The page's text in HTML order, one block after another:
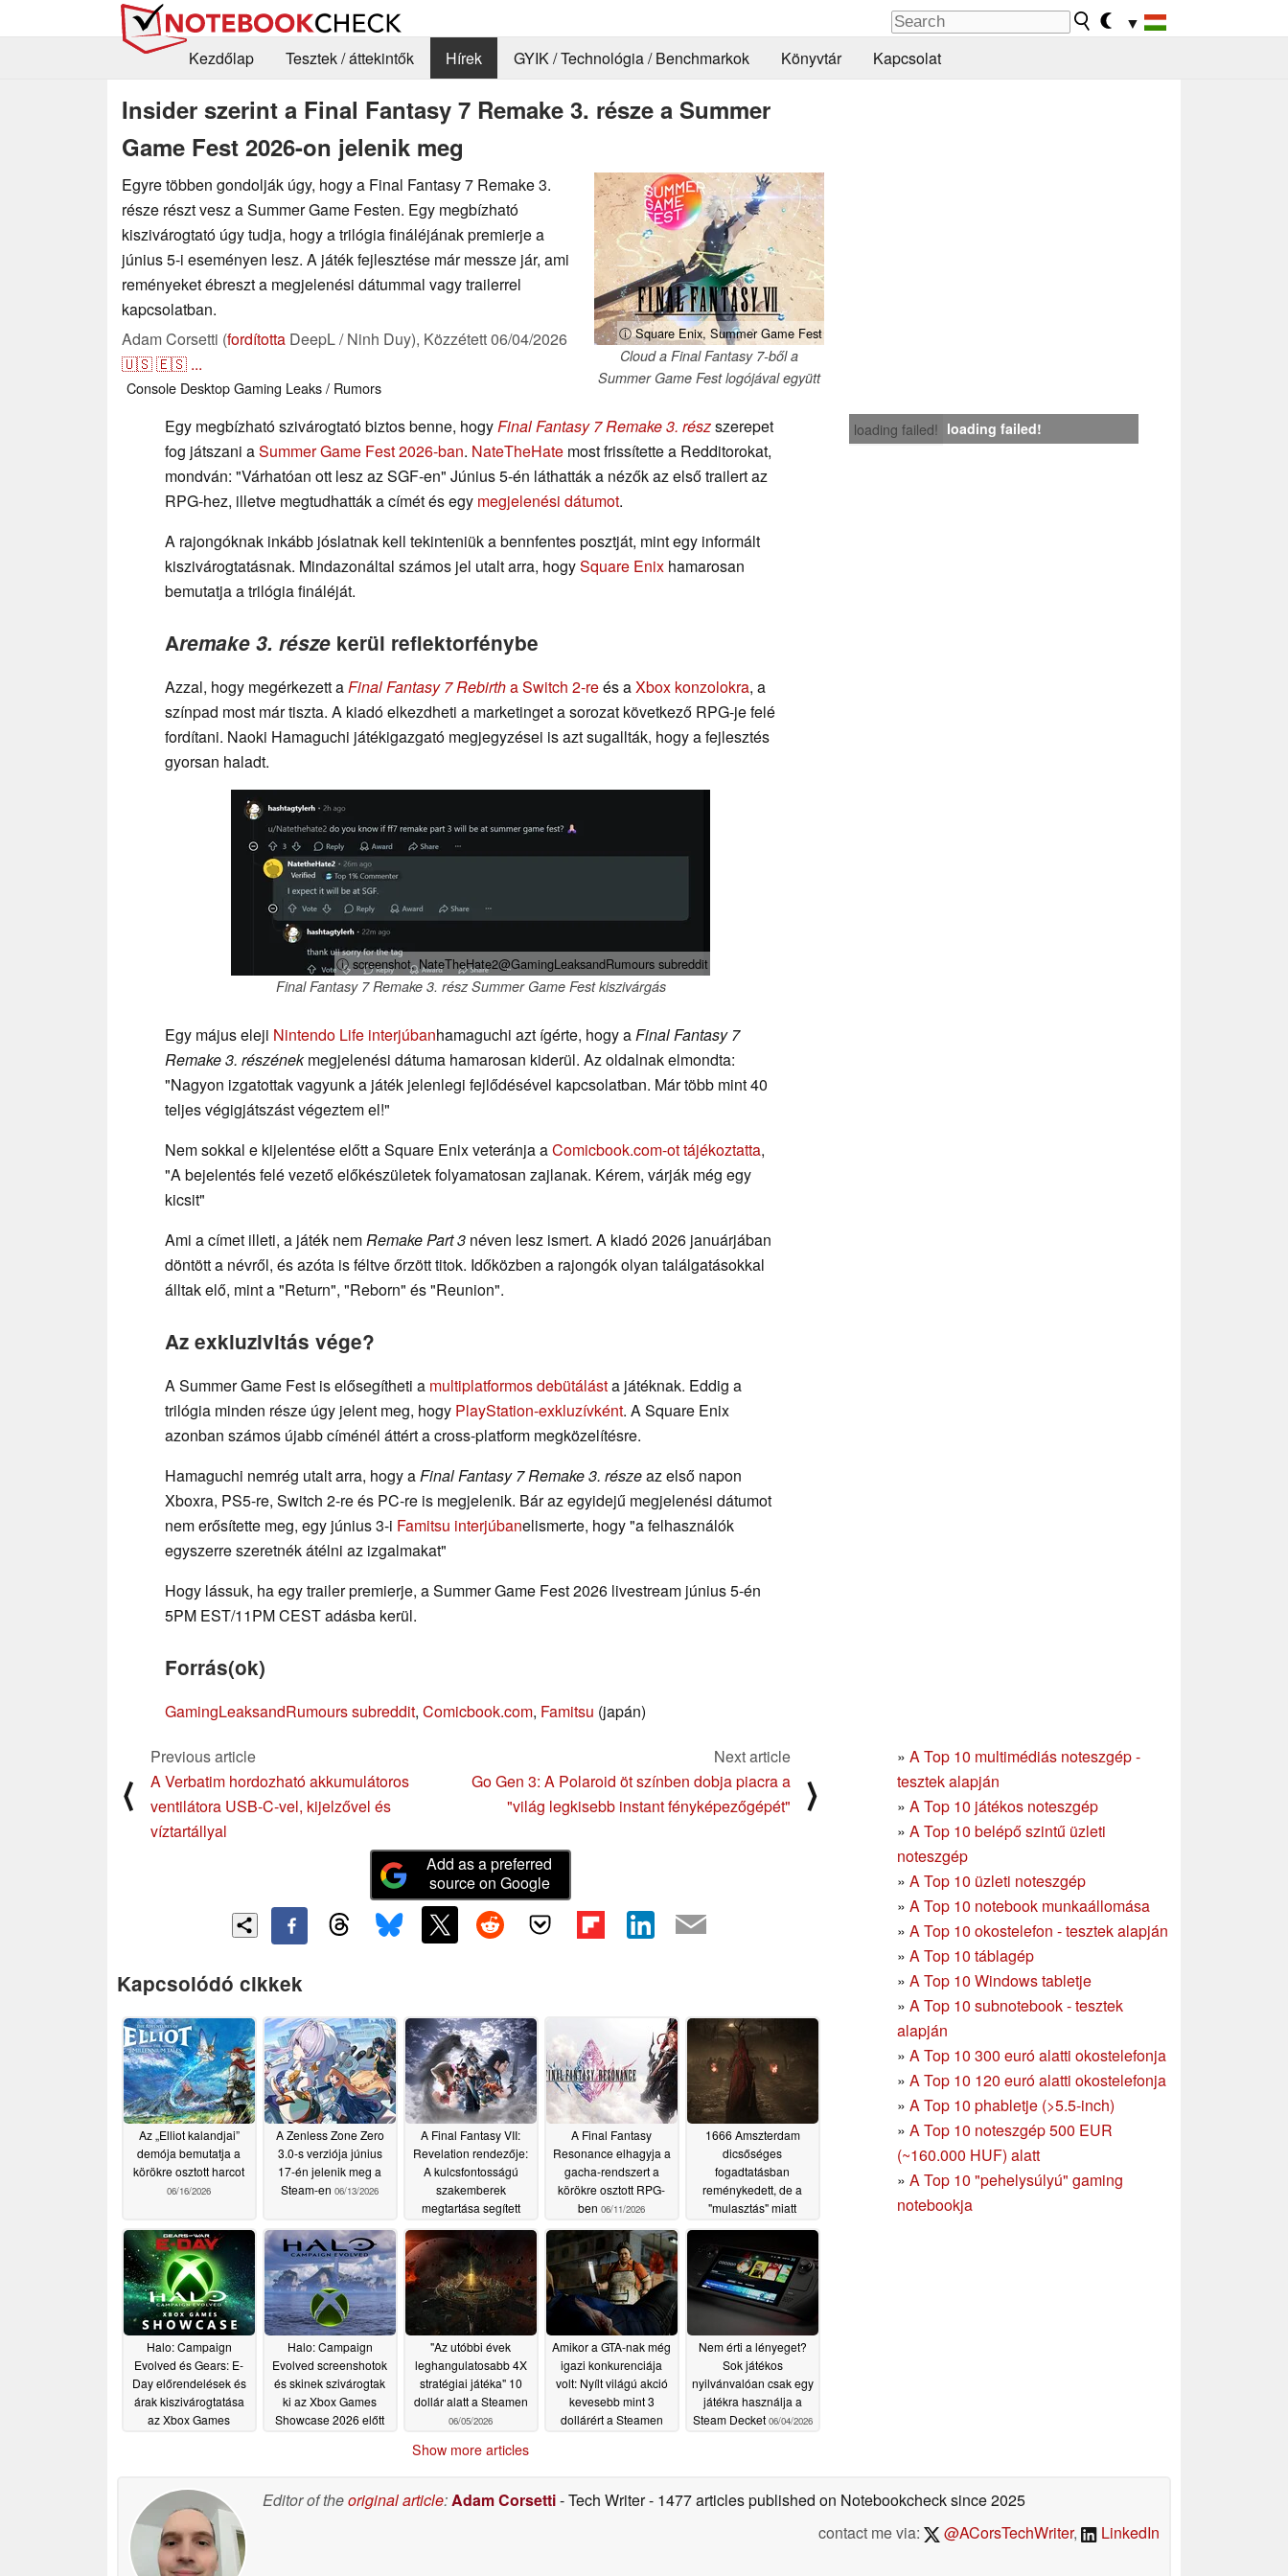
▼
Kezdőlap
Tesztek / áttekintők Hírek GYIK / Technológia / Benchmarkok Könyvtár Kapcsolat
Insider szerint a Final Fantasy 7 Remake 3. része a Summer
Game Fest 2026-on jelenik meg
ⓘ Square Enix, Summer Game Fest
Cloud a Final Fantasy 7-ből a
Summer Game Fest logójával együtt
Egyre többen gondolják úgy, hogy a Final Fantasy 7 Remake 3.
része részt vesz a Summer Game Festen. Egy megbízható
kiszivárogtató úgy tudja, hogy a trilógia fináléjának premierje a
június 5-i eseményen lesz. A játék fejlesztése már messze jár, ami
reményeket ébreszt a megjelenési dátummal vagy trailerrel
kapcsolatban.
Adam Corsetti (fordította DeepL / Ninh Duy), Közzétett06/04/2026
🇺🇸🇪🇸 ...
Console DesktopGaming Leaks / Rumors
loading failed! loading failed!
Egy megbízható szivárogtató biztos benne, hogyFinal Fantasy 7 Remake 3. részszerepet
fog játszani aSummer Game Fest 2026-ban. NateTheHate most frissítette a Redditorokat,
mondván: "Várhatóan ott lesz az SGF-en" Június 5-én láthatták a nézők az első trailert az
RPG-hez, illetve megtudhatták a címét és egy megjelenési dátumot.
A rajongóknak inkább jóslatnak kell tekinteniük a bennfentes posztját, mint egy informált
kiszivárogtatásnak. Mindazonáltal számos jel utalt arra, hogySquare Enix hamarosan
bemutatja a trilógia fináléját.
Aremake 3. része kerül reflektorfénybe
Azzal, hogy megérkezett aFinal Fantasy 7 Rebirtha Switch 2-reés aXbox konzolokra, a
színpad most már tiszta. A kiadó elkezdheti a marketinget a sorozat következő RPG-je felé
fordítani. Naoki Hamaguchi játékigazgató megjegyzései is azt sugallták, hogy a fejlesztés
gyorsan haladt.
ⓘ screenshot, NateTheHate2@GamingLeaksandRumours subreddit
Final Fantasy 7 Remake 3. rész Summer Game Fest kiszivárgás
Egy május eleji Nintendo Life interjúbanhamaguchi azt ígérte, hogy aFinal Fantasy 7
Remake 3. részénekmegjelenési dátuma hamarosan kiderül. Az oldalnak elmondta:
"Nagyon izgatottak vagyunk a játék jelenlegi fejlődésével kapcsolatban. Már több mint 40
teljes végigjátszást végeztem el!"
Nem sokkal e kijelentése előtt a Square Enix veteránja aComicbook.com-ot tájékoztatta,
"A bejelentés felé vezető előkészületek folyamatosan zajlanak. Kérem, várják még egy
kicsit"
Ami a címet illeti, a játék nemRemake Part 3 néven lesz ismert. A kiadó 2026 januárjában
döntött a névről, és azóta is féltve őrzött titok. Időközben a rajongók olyan találgatásokkal
álltak elő, mint a "Return", "Reborn" és "Reunion".
Az exkluzivitás vége?
A Summer Game Fest is elősegítheti a multiplatformos debütálásta játéknak. Eddig a
trilógia minden része úgy jelent meg, hogy PlayStation-exkluzívként. A Square Enix
azonban számos újabb címénél áttért a cross-platform megközelítésre.
Hamaguchi nemrég utalt arra, hogy aFinal Fantasy 7 Remake 3. részeaz első napon
Xboxra, PS5-re, Switch 2-re és PC-re is megjelenik. Bár az egyidejű megjelenési dátumot
nem erősítette meg, egy június 3-i Famitsu interjúbanelismerte, hogy "a felhasználók
egyszerre szeretnék átélni az izgalmakat"
Hogy lássuk, ha egy trailer premierje, a Summer Game Fest 2026 livestream június 5-én
5PM EST/11PM CEST adásba kerül.
Forrás(ok)
GamingLeaksandRumours subreddit, Comicbook.com, Famitsu (japán)
» A Top 10 multimédiás noteszgép -
tesztek alapján
» A Top 10 játékos noteszgép
» A Top 10 belépő szintű üzleti
noteszgép
» A Top 10 üzleti noteszgép
» A Top 10 notebook munkaállomása
» A Top 10 okostelefon - tesztek alapján
» A Top 10 táblagép
» A Top 10 Windows tabletje
» A Top 10 subnotebook - tesztek
alapján
» A Top 10 300 euró alatti okostelefonja
» A Top 10 120 euró alatti okostelefonja
» A Top 10 phabletje (>5.5-inch)
» A Top 10 noteszgép 500 EUR
(~160.000 HUF) alatt
» A Top 10 "pehelysúlyú" gaming
notebookja
⟨
Previous article
A Verbatim hordozható akkumulátoros
ventilátora USB-C-vel, kijelzővel és
víztartállyal
Next article
Go Gen 3: A Polaroid öt színben dobja piacra a
"világ legkisebb instant fényképezőgépét"
⟩
Add as a preferred
source on Google
Kapcsolódó cikkek
Az „Elliot kalandjai”
demója bemutatja a
körökre osztott harcot
06/16/2026
A Zenless Zone Zero
3.0-s verziója június
17-én jelenik meg a
Steam-en 06/13/2026
A Final Fantasy VII:
Revelation rendezője:
A kulcsfontosságú
szakemberek
megtartása segített
AAA-játékok fejlesztési
ciklusaival járó
késedelmeket06/11/2026
A Final Fantasy
Resonance elhagyja a
gacha-rendszert a
körökre osztott RPG-
ben 06/11/2026
1666 Amszterdam
dicsőséges
fogadtatásban
reménykedett, de a
"mulasztás" miatt
Halo: Campaign
Evolved és Gears: E-
Day előrendelések és
árak kiszivárogtatása
az Xbox Games
Halo: Campaign
Evolved screenshotok
és skinek szivárogtak
ki az Xbox Games
Showcase 2026 előtt
"Az utóbbi évek
leghangulatosabb 4X
stratégiai játéka" 10
dollár alatt a Steamen
06/05/2026
Amikor a GTA-nak még
igazi konkurenciája
volt: Nyílt világú akció
kevesebb mint 3
dollárért a Steamen
Nem érti a lényeget?
Sok játékos
nyilvánvalóan csak egy
játékra használja a
Steam Decket 06/04/2026
Show more articles
Editor of theoriginal article:Adam Corsetti- Tech Writer- 1477 articles published on Notebookchecksince 2025
contact me via:
@ACorsTechWriter, LinkedIn